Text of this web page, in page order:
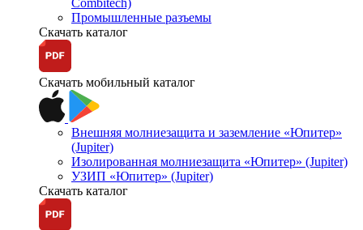
Промышленные разъемы
Скачать каталог
Скачать мобильный каталог
Внешняя молниезащита и заземление «Юпитер»
(Jupiter)
Изолированная молниезащита «Юпитер» (Jupiter)
УЗИП «Юпитер» (Jupiter)
Скачать каталог